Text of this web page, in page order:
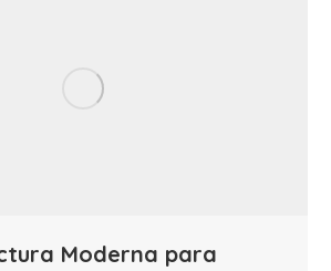
Moderna para